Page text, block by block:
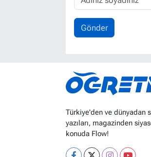
Gönder
Türkiye'den ve dünyadan
yazıları, magazinden
konuda Flow!